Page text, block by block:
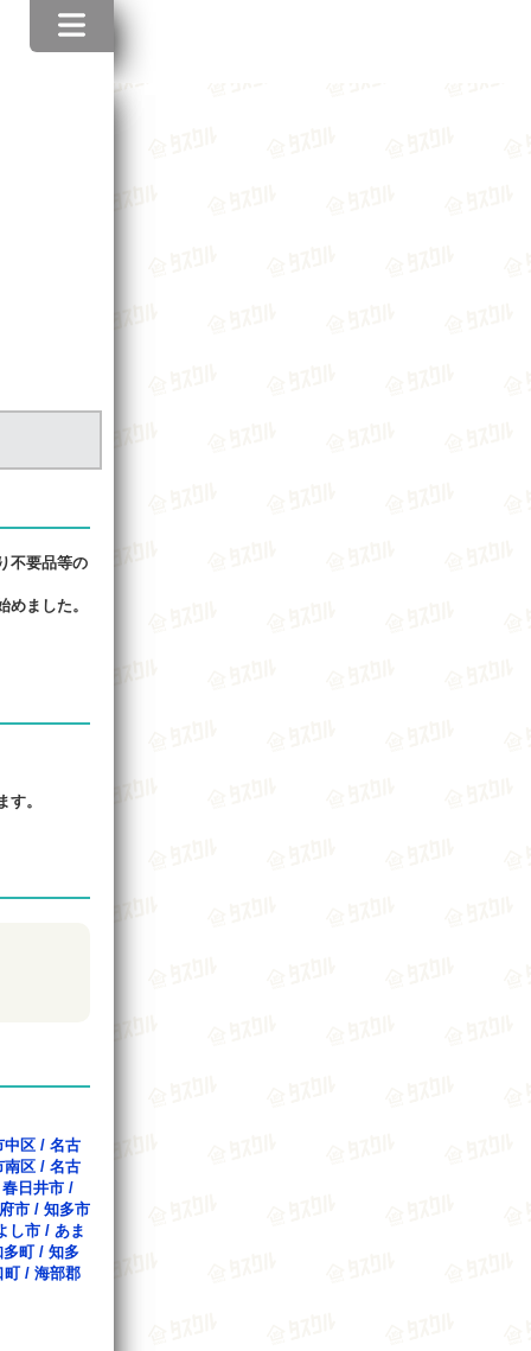
不要品等の
ました。
。
中区 / 名古
南区 / 名古
春日井市 /
市 / 知多市
し市 / あま
多町/ 知多
町/ 海部郡